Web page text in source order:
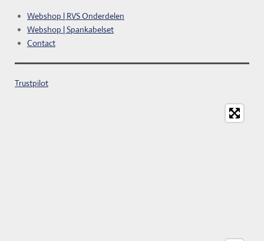
Webshop | RVS Onderdelen
Webshop | Spankabelset
Contact
Trustpilot